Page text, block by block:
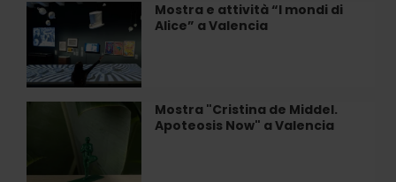
Mostra e attività “I mondi di
Alice” a Valencia
Mostra
e
attività
“I
mondi
di
Mostra "Cristina de Middel.
Apoteosis Now" a Valencia